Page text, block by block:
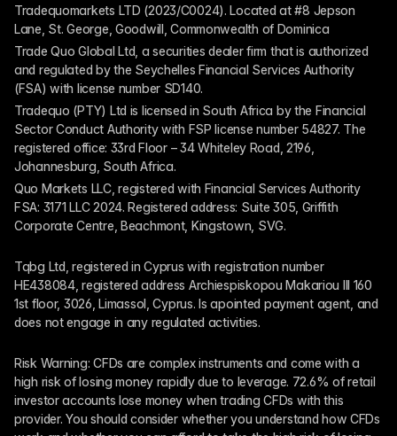
Tradequomarkets LTD (2023/C0024). Located at #8 Jepson
Lane, St. George, Goodwill, Commonwealth of Dominica
Trade Quo Global Ltd, a securities dealer firm that is authorized
and regulated by the Seychelles Financial Services Authority
(FSA) with license number SD140.
Tradequo (PTY) Ltd is licensed in South Africa by the Financial
Sector Conduct Authority with FSP license number 54827. The
registered office: 33rd Floor – 34 Whiteley Road, 2196,
Johannesburg, South Africa.
Quo Markets LLC, registered with Financial Services Authority
FSA: 3171 LLC 2024. Registered address: Suite 305, Griffith
Corporate Centre, Beachmont, Kingstown, SVG.
Tqbg Ltd, registered in Cyprus with registration number
HE438084, registered address Archiespiskopou Makariou III 160
1st floor, 3026, Limassol, Cyprus. Is apointed payment agent, and
does not engage in any regulated activities.
Risk Warning: CFDs are complex instruments and come with a
high risk of losing money rapidly due to leverage. 72.6% of retail
investor accounts lose money when trading CFDs with this
provider. You should consider whether you understand how CFDs